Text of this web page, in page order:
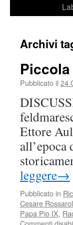
Archivi
Pubblicato il 24
Ettore
leggere→
Pubblicato in
Cesare Rossarol
Papa Pio IX,